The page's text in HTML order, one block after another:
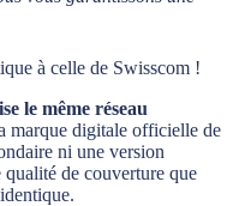
à celle de Swisscom !
le même réseau
marque digitale officielle de
ni une version
de couverture que